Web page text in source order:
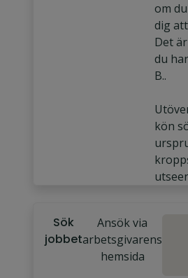
om
dig
Det
du
B..
kön
Sök
jobbet
Ansök via
arbetsgivarens
hemsida